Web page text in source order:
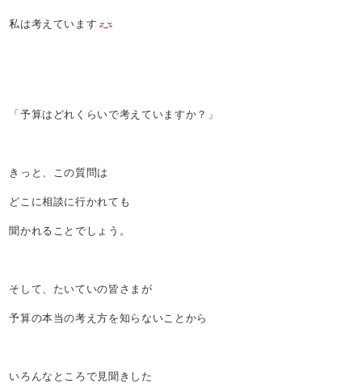
私は考えています
「予算はどれくらいで考えていますか？」
きっと、この質問は
どこに相談に行かれても
聞かれることでしょう。
そして、たいていの皆さまが
予算の本当の考え方を知らないことから
いろんなところで見聞きした